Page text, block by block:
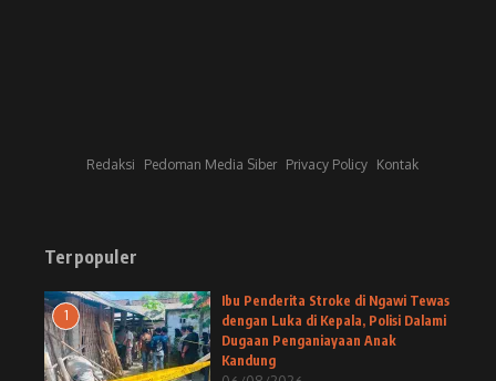
Redaksi Pedoman Media Siber Privacy Policy Kontak
Terpopuler
1
Ibu Penderita Stroke di Ngawi Tewas
dengan Luka di Kepala, Polisi Dalami
Dugaan Penganiayaan Anak
Kandung